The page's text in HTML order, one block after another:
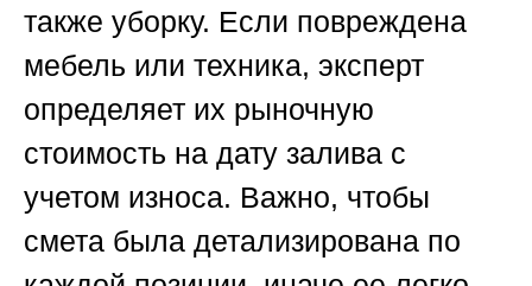
также уборку. Если повреждена
мебель или техника, эксперт
определяет их рыночную
стоимость на дату залива с
учетом износа. Важно, чтобы
смета была детализирована по